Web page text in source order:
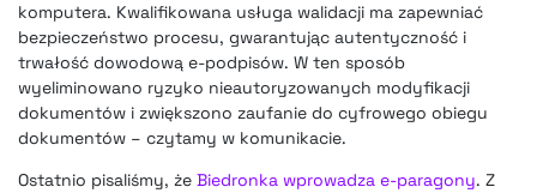
komputera. Kwalifikowana usługa walidacji ma zapewniać
bezpieczeństwo procesu, gwarantując autentyczność i
trwałość dowodową e-podpisów. W ten sposób
wyeliminowano ryzyko nieautoryzowanych modyfikacji
dokumentów i zwiększono zaufanie do cyfrowego obiegu
dokumentów – czytamy w komunikacie.
Ostatnio pisaliśmy, że Biedronka wprowadza e-paragony. Z